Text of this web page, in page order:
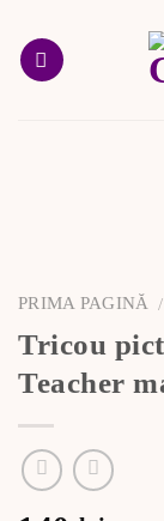
content
PRIMA PAGINĂ /
Tricou
Teacher